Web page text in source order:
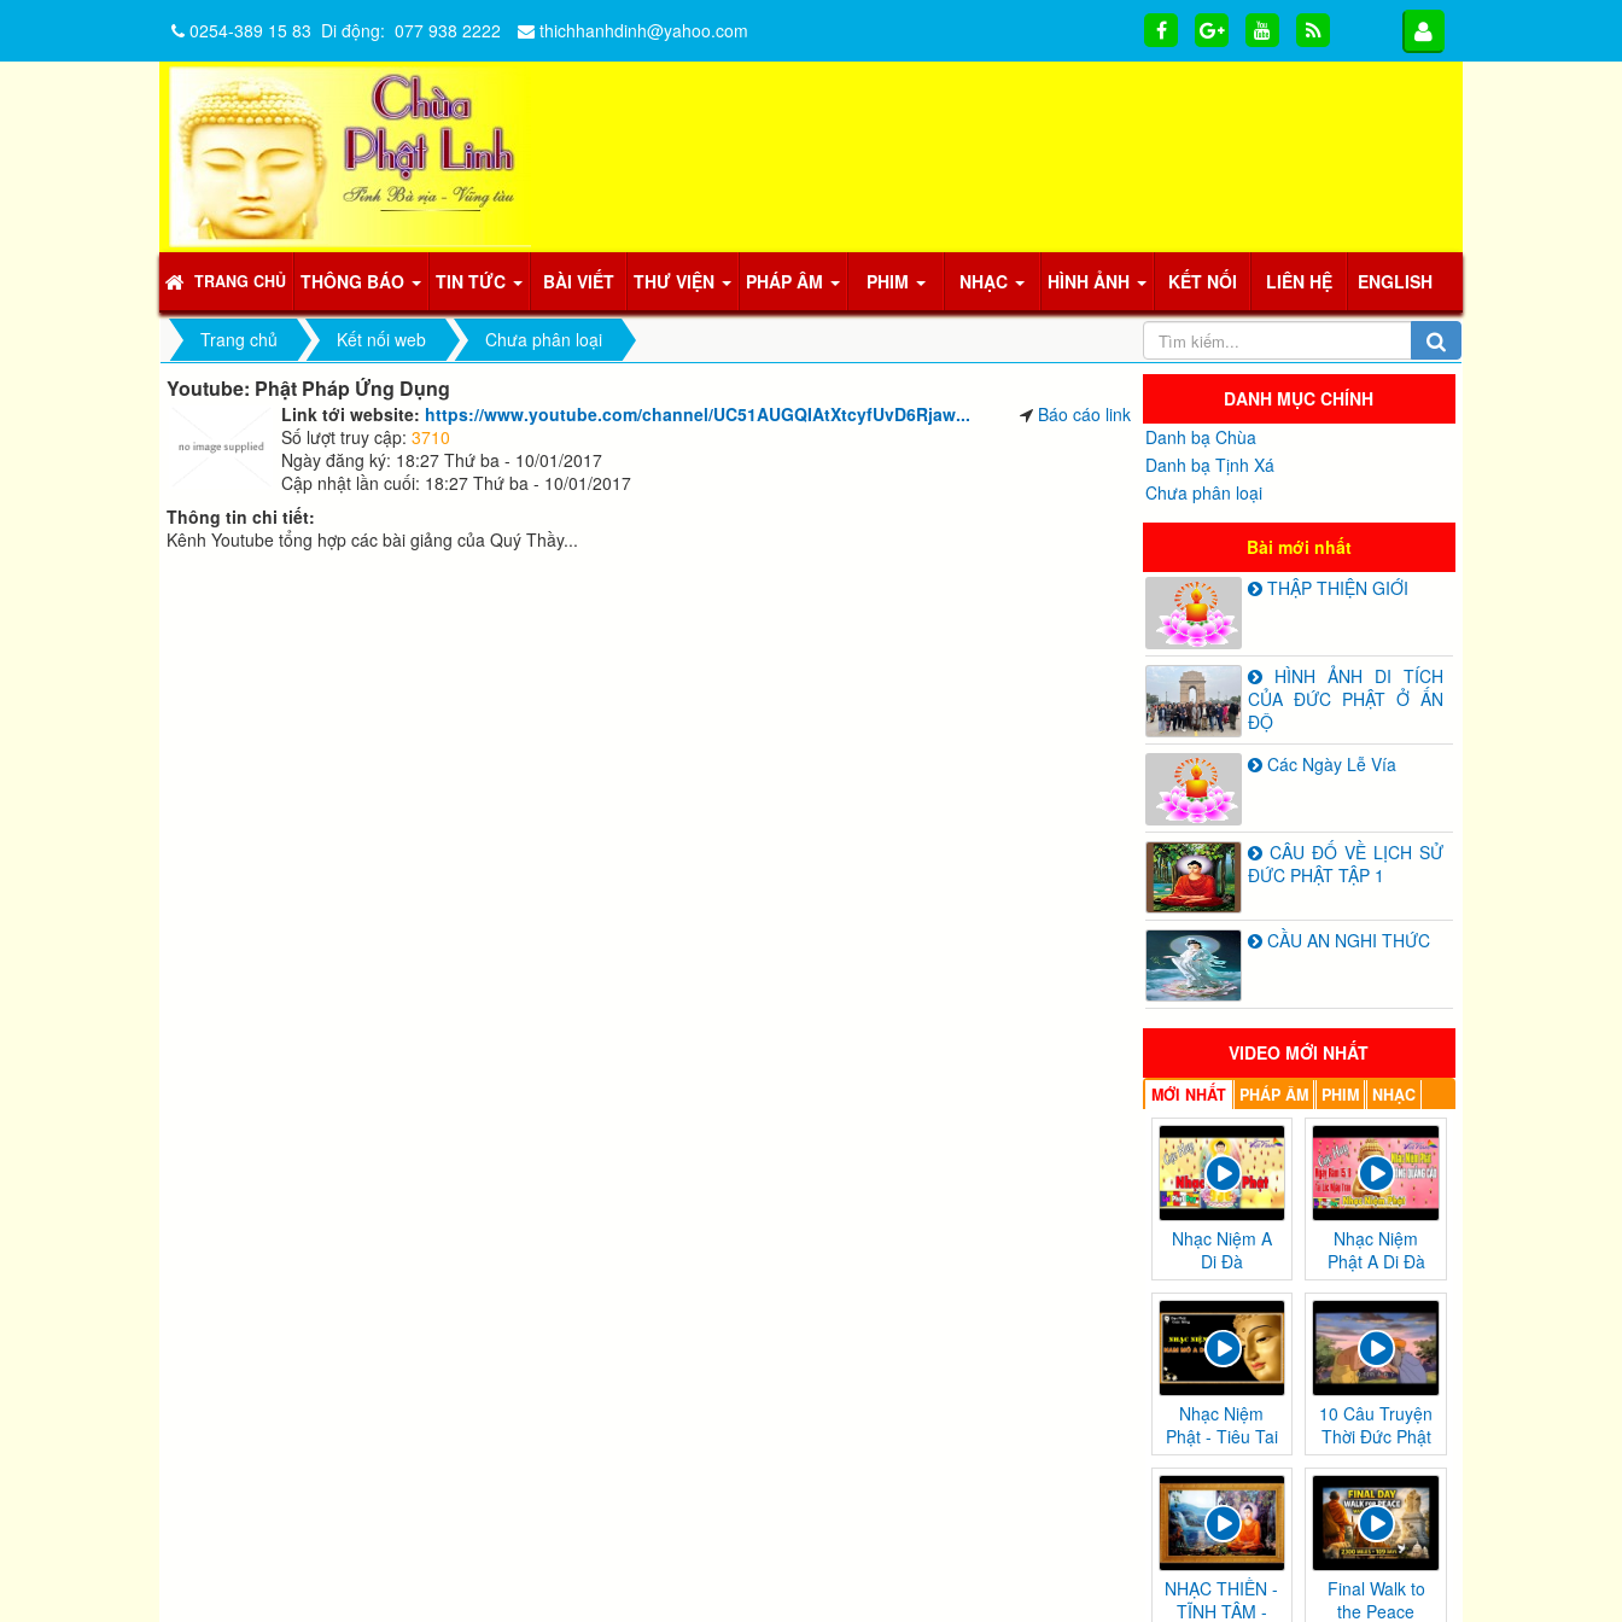
TRANG CHỦ THÔNG BÁO TIN TỨC BÀI VIẾT THƯ VIỆN PHÁP ÂM PHIM NHẠC HÌNH ẢNH KẾT NỐI LIÊN HỆ ENGLISH
0254-389 15 83 Di động: 077 938 2222 thichhanhdinh@yahoo.com
Trang chủ Kết nối web Chưa phân loại
Youtube: Phật Pháp Ứng Dụng
Báo cáo link
Link tới website: https://www.youtube.com/channel/UC51AUGQIAtXtcyfUvD6Rjaw...
Số lượt truy cập: 3710
Ngày đăng ký: 18:27 Thứ ba - 10/01/2017
Cập nhật lần cuối: 18:27 Thứ ba - 10/01/2017
Thông tin chi tiết:
Kênh Youtube tổng hợp các bài giảng của Quý Thầy...
DANH MỤC CHÍNH
Danh bạ Chùa
Danh bạ Tịnh Xá
Chưa phân loại
Bài mới nhất
THẬP THIỆN GIỚI
HÌNH ẢNH DI TÍCH
CỦA ĐỨC PHẬT Ở ẤN
ĐỘ
Các Ngày Lễ Vía
CÂU ĐỐ VỀ LỊCH SỬ
ĐỨC PHẬT TẬP 1
CẦU AN NGHI THỨC
VIDEO MỚI NHẤT
MỚI NHẤT PHÁP ÂM PHIM NHẠC
Nhạc Niệm A
Di Đà
Nhạc Niệm
Phật A Di Đà
Nhạc Niệm
Phật - Tiêu Tai
Nghiệp
Chướng
10 Câu Truyện
Thời Đức Phật
Tại Thế
NHẠC THIỀN -
TĨNH TÂM -
Final Walk to
the Peace